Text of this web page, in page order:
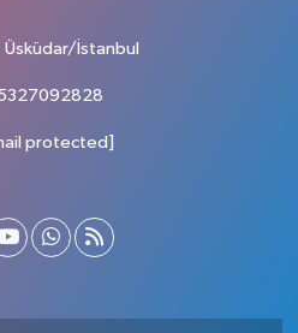
Üsküdar/İstanbul
protected]